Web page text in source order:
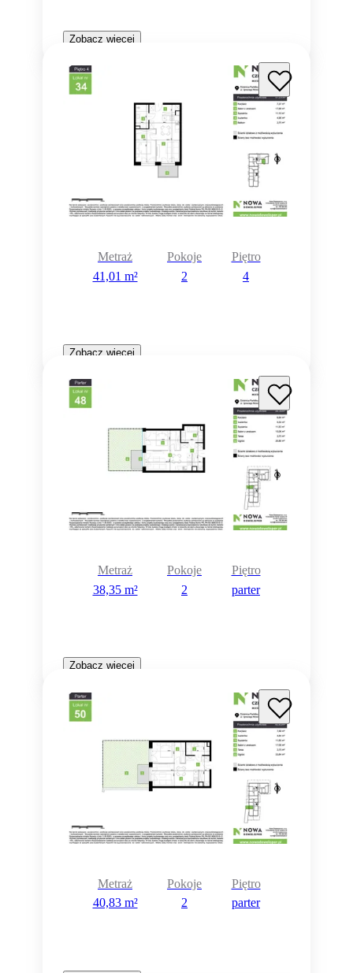
Zobacz więcej
Metraż
41,01 m²
Pokoje
2
Piętro
4
Zobacz więcej
Metraż
38,35 m²
Pokoje
2
Piętro
parter
Zobacz więcej
Metraż
40,83 m²
Pokoje
2
Piętro
parter